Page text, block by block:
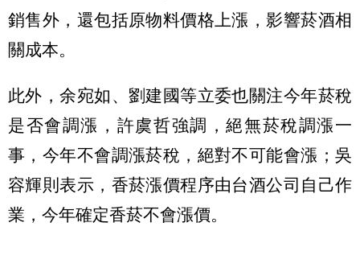
銷售外，還包括原物料價格上漲，影響菸酒相
關成本。
此外，余宛如、劉建國等立委也關注今年菸稅
是否會調漲，許虞哲強調，絕無菸稅調漲一
事，今年不會調漲菸稅，絕對不可能會漲；吳
容輝則表示，香菸漲價程序由台酒公司自己作
業，今年確定香菸不會漲價。